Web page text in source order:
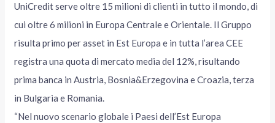
UniCredit serve oltre 15 milioni di clienti in tutto il mondo, di
cui oltre 6 milioni in Europa Centrale e Orientale. Il Gruppo
risulta primo per asset in Est Europa e in tutta l’area CEE
registra una quota di mercato media del 12%, risultando
prima banca in Austria, Bosnia&Erzegovina e Croazia, terza
in Bulgaria e Romania.
“Nel nuovo scenario globale i Paesi dell’Est Europa